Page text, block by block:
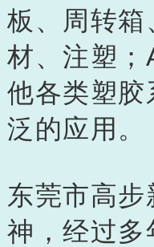
板、周转
材、注塑
他各类塑
泛的应用。
东莞市高
神，经过